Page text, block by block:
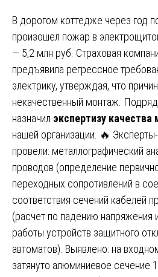
В дорогом коттедже через год
произошел пожар в
— 5,2 млн руб. Страховая
предъявила регрессное
электрику, утверждая, что
некачественный монтаж.
назначил экспертизу
нашей организации. 🔥
провели: металлографический
проводов (определение
переходных сопротивлений в
соответствия сечений кабелей
(расчет по падению напряжения
работы устройств защитного
автоматов). Выявлено: на
затянуто алюминиевое сечение